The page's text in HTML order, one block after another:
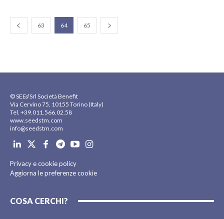
63 64 65
© SEEdSrl Società Benefit
Via Cervino 75, 10155 Torino (Italy)
Tel. +39.011.566.02.58
www.seedstm.com
info@seedstm.com
Privacy e cookie policy
Aggiorna le preferenze cookie
COSA CERCHI?